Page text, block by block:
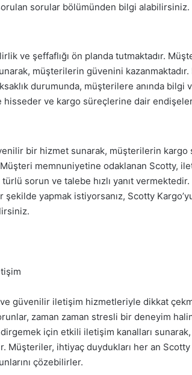
sorular bölümünden bilgi alabilirsiniz.
ve şeffaflığı ön planda tutmaktadır.
müşterilerin güvenini kazanmaktadır.
durumunda, müşterilere anında bilgi
ve kargo süreçlerine dair
bir hizmet sunarak, müşterilerin
memnuniyetine odaklanan Scotty,
sorun ve talebe hızlı yanıt
yapmak istiyorsanız, Scotty
güvenilir iletişim hizmetleriyle dikkat
zaman zaman stresli bir deneyim
için etkili iletişim kanalları sunarak,
Müşteriler, ihtiyaç duydukları her an Scotty
çözebilirler.